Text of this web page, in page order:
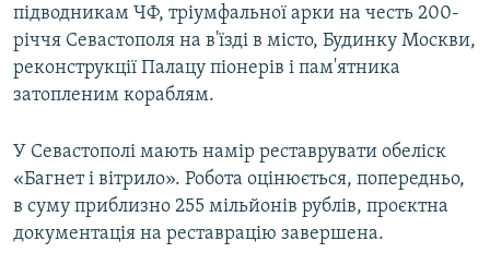
підводникам ЧФ, тріумфальної арки на честь 200-
річчя Севастополя на в'їзді в місто, Будинку Москви,
реконструкції Палацу піонерів і пам'ятника
затопленим кораблям.
У Севастополі мають намір реставрувати обеліск
«Багнет і вітрило». Робота оцінюється, попередньо,
в суму приблизно 255 мільйонів рублів, проєктна
документація на реставрацію завершена.